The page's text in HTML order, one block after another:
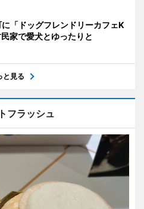
「ドッグフレンドリーカフェK
家で愛犬とゆったりと
と見る
フラッシュ